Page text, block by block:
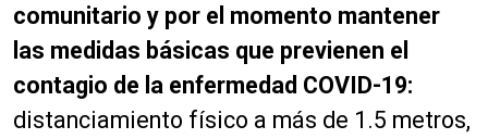
comunitario y por el momento mantener
las medidas básicas que previenen el
contagio de la enfermedad COVID-19:
distanciamiento físico a más de 1.5 metros,